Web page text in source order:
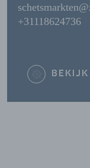
+31118624736
BEKIJK